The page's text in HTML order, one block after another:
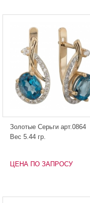
Золотые Серьги арт.0864
Вес 5.44 гр.
ЦЕНА ПО ЗАПРОСУ